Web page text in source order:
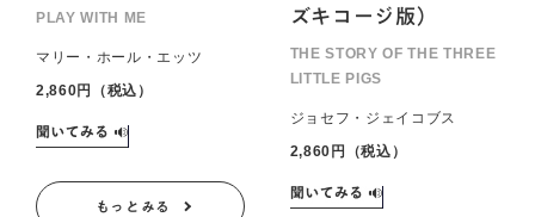
PLAY WITH ME
マリー・ホール・エッツ
2,860円（税込）
もっとみる
ズキコージ版）
THE STORY OF THE THREE
LITTLE PIGS
ジョセフ・ジェイコブス
2,860円（税込）